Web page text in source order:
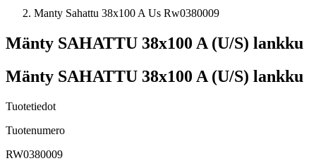
Manty Sahattu 38x100 A Us Rw0380009
Mänty SAHATTU 38x100 A (U/S) lankku
Mänty SAHATTU 38x100 A (U/S) lankku
Tuotetiedot
Tuotenumero
RW0380009